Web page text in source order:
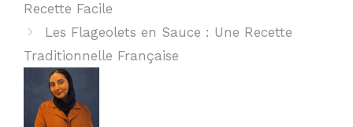
Recette Facile
Les Flageolets en Sauce : Une Recette
Traditionnelle Française